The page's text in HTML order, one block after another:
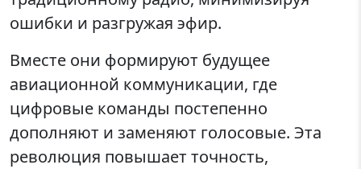
ошибки и разгружая эфир.
Вместе они формируют будущее
авиационной коммуникации, где
цифровые команды постепенно
дополняют и заменяют голосовые. Эта
революция повышает точность,